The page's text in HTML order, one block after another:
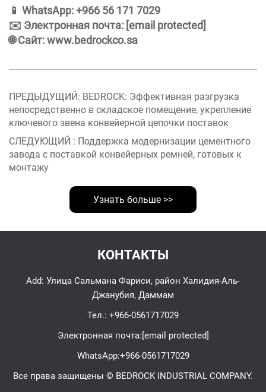
📱 WhatsApp: +966 56 171 7029
✉️ Электронная почта: [email protected]
🌐 Сайт:www.bedrockco.sa
ПРЕДЫДУЩИЙ: BEDROCK: Эффективная разгрузка
непосредственно в складское помещение, укрепление
ключевого звена конвейерной цепочки поставок
СЛЕДУЮЩИЙ : Поддержка модернизации цементного
завода с поставкой конвейерных ремней, готовых к
монтажу
Узнать больше >>
КОНТАКТЫ
Add: Улица Сальмана Фариси, район Халидия-Аль-
Джанубия, Даммам
Тел.: +966-0561717029
Электронная почта:[email protected]
WhatsApp:+966-0561717029
Все права защищены © BEDROCK INDUSTRIAL COMPANY.